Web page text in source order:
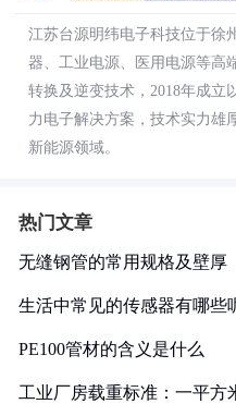
江苏台源明纬电子科技位于徐
器、工业电源、医用电源等高
转换及逆变技术，2018年成立
力电子解决方案，技术实力雄
新能源领域。
热门文章
无缝钢管的常用规格及壁厚
生活中常见的传感器有哪些
PE100管材的含义是什么
工业厂房载重标准：一平方